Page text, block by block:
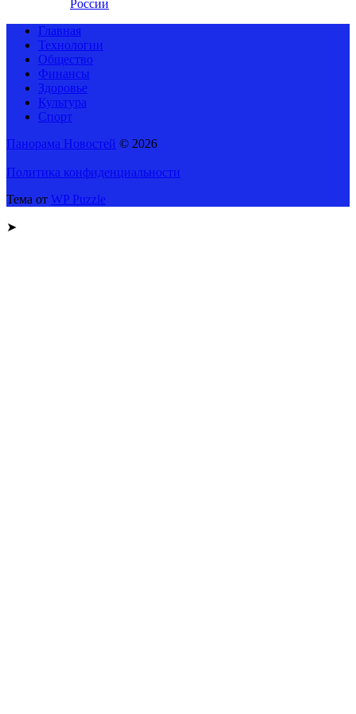
России
Главная
Технологии
Общество
Финансы
Здоровье
Культура
Спорт
Панорама Новостей © 2026
Политика конфиденциальности
Тема от WP Puzzle
➤